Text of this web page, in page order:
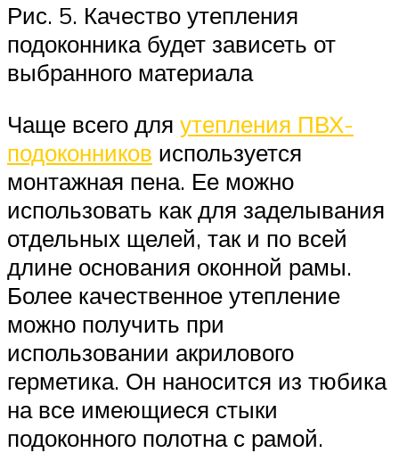
Рис. 5. Качество утепления
подоконника будет зависеть от
выбранного материала
Чаще всего для утепления ПВХ-
подоконников используется
монтажная пена. Ее можно
использовать как для заделывания
отдельных щелей, так и по всей
длине основания оконной рамы.
Более качественное утепление
можно получить при
использовании акрилового
герметика. Он наносится из тюбика
на все имеющиеся стыки
подоконного полотна с рамой.